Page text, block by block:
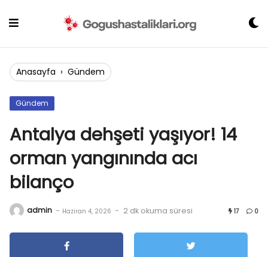
Anasayfa › Gündem
Gündem
Antalya dehşeti yaşıyor! 14
orman yangınında acı
bilanço
admin - Haziran 4, 2026 - 2 dk okuma süresi 17 0